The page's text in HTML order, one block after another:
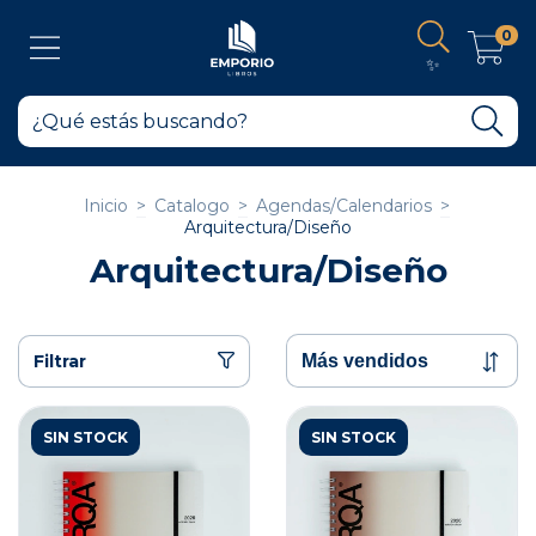
✨
0
Inicio > Catalogo > Agendas/Calendarios >
Arquitectura/Diseño
Arquitectura/Diseño
Filtrar
SIN STOCK SIN STOCK